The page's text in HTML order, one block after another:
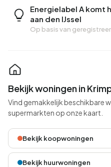
Energielabel A komt
aan den IJssel
Op basis van
Bekijk woningen in
Vind gemakkelijk beschikbare
supermarkten op onze kaart.
Bekijk koopwoningen
Bekijk huurwoningen